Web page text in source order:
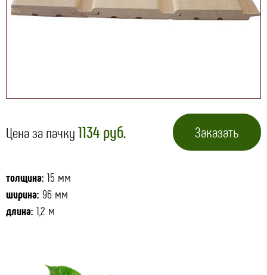
Цена за пачку 1134 руб. Заказать
толщина: 15 мм
ширина: 96 мм
длина: 1,2 м